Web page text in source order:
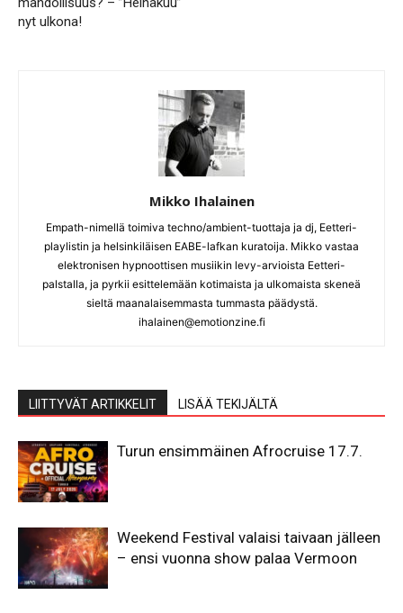
nyt ulkona!
Mikko Ihalainen
Empath-nimellä toimiva techno/ambient-tuottaja ja dj, Eetteri-
playlistin ja helsinkiläisen EABE-lafkan kuratoija. Mikko vastaa
elektronisen hypnoottisen musiikin levy-arvioista Eetteri-
palstalla, ja pyrkii esittelemään kotimaista ja ulkomaista skeneä
sieltä maanalaisemmasta tummasta päädystä.
ihalainen@emotionzine.fi
LIITTYVÄT ARTIKKELIT LISÄÄ TEKIJÄLTÄ
Turun ensimmäinen Afrocruise 17.7.
Weekend Festival valaisi taivaan jälleen
– ensi vuonna show palaa Vermoon